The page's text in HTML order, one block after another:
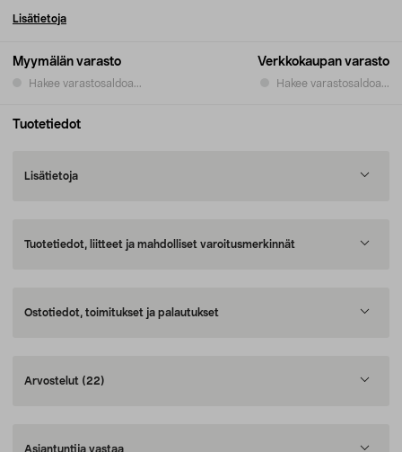
Myymälän varasto
Hakee varastosaldoa...
Verkkokaupan varasto
Hakee varastosaldoa...
Lisätietoja
Tuotetiedot
Lisätietoja
Tuotetiedot, liitteet ja mahdolliset varoitusmerkinnät
Ostotiedot, toimitukset ja palautukset
Arvostelut (22)
Asiantuntija vastaa